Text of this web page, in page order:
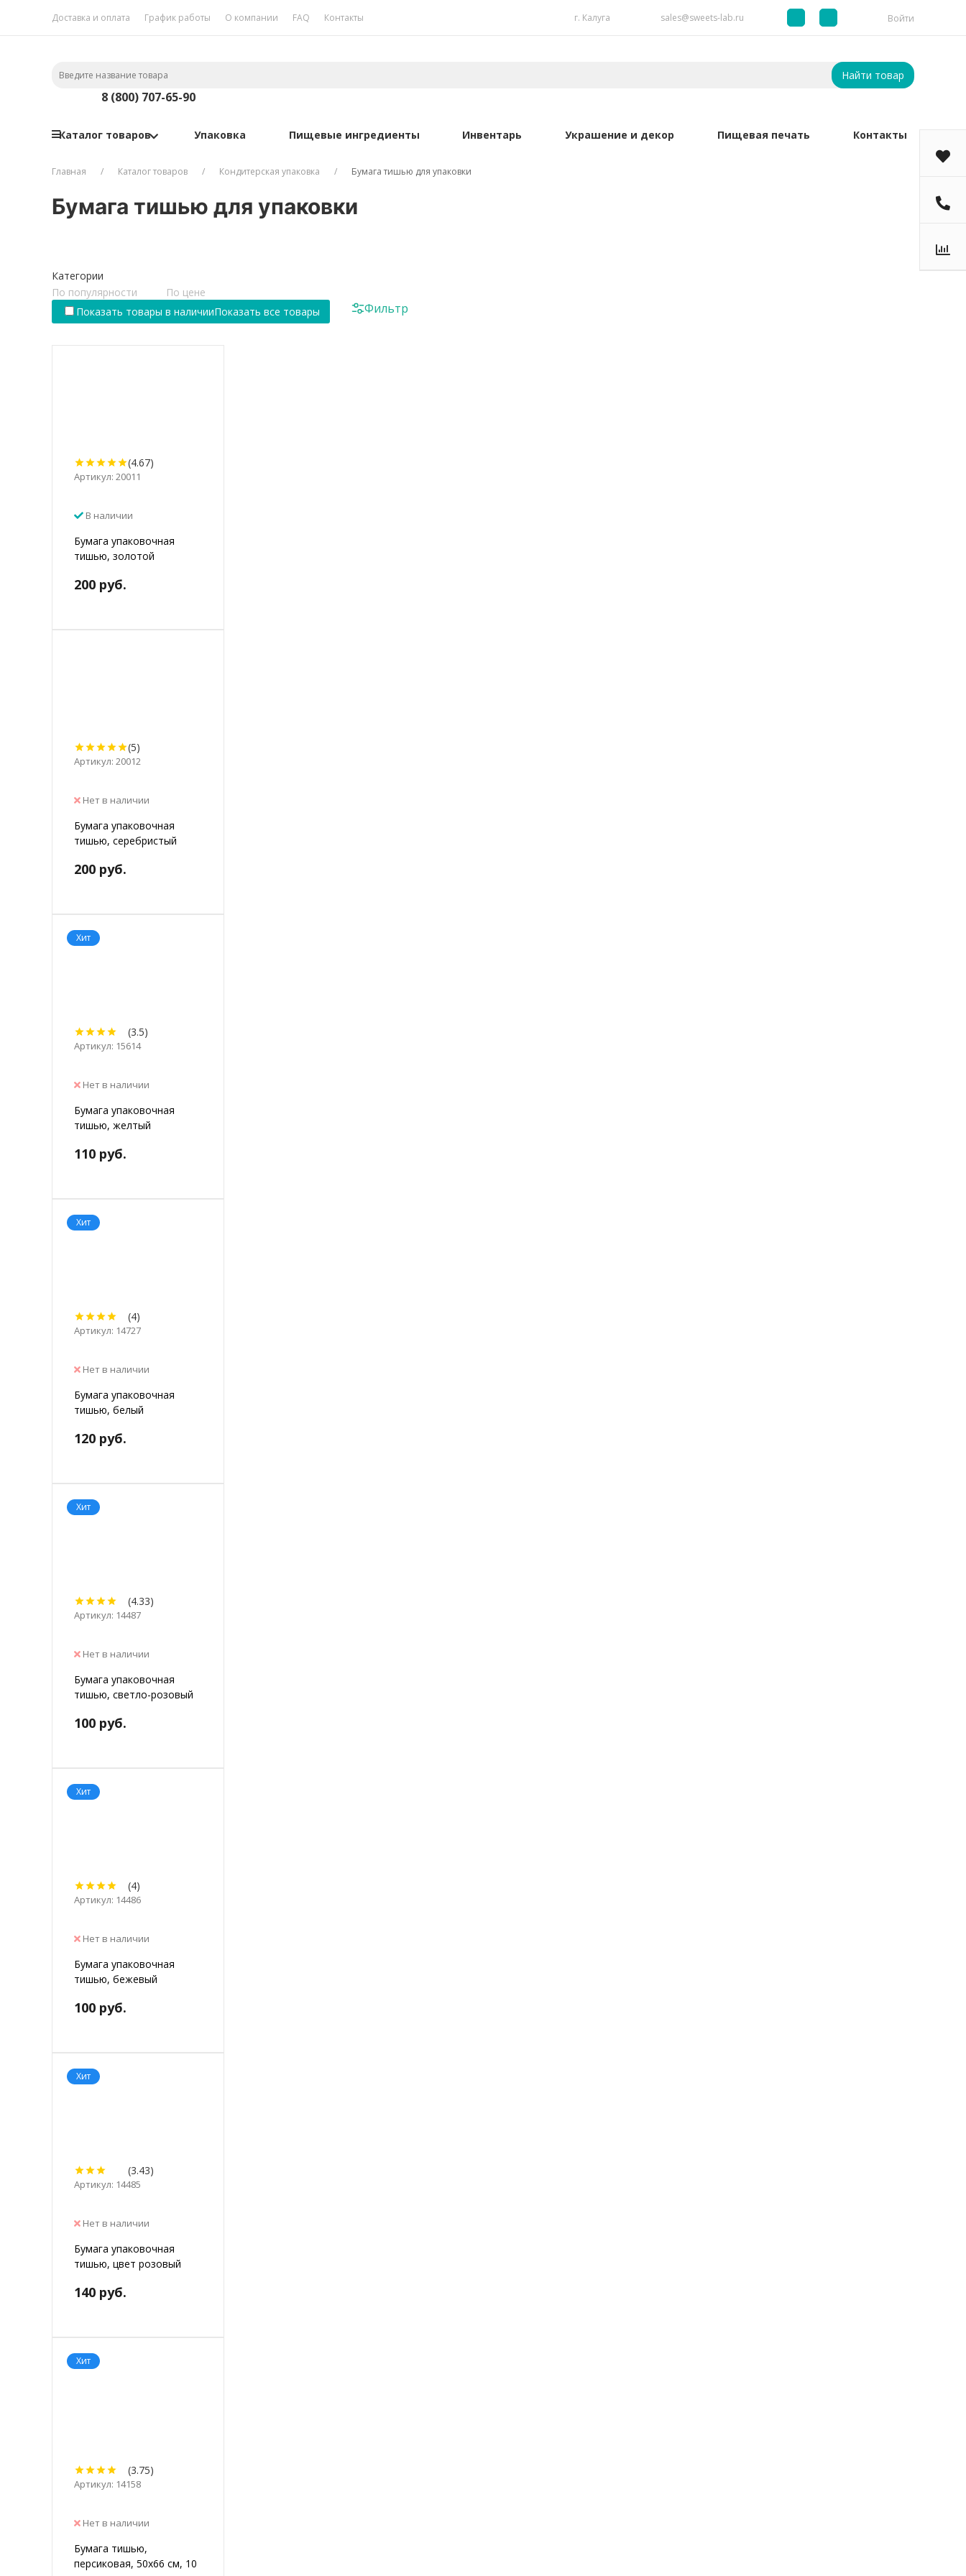
Доставка и оплата График работы О компании FAQ Контакты г. Калуга sales@sweets-lab.ru Войти
Найти товар
8 (800) 707-65-90
Каталог товаров Упаковка Пищевые ингредиенты Инвентарь Украшение и декор Пищевая печать Контакты
Главная Каталог товаров Кондитерская упаковка Бумага тишью для упаковки
Бумага тишью для упаковки
Категории
По популярности
По цене
Показать товары в наличииПоказать все товары Фильтр
(4.67)
Артикул: 20011
В наличии
Бумага упаковочная
тишью, золотой
200 руб.
(5)
Артикул: 20012
Нет в наличии
Бумага упаковочная
тишью, серебристый
200 руб.
Хит
(3.5)
Артикул: 15614
Нет в наличии
Бумага упаковочная
тишью, желтый
110 руб.
Хит
(4)
Артикул: 14727
Нет в наличии
Бумага упаковочная
тишью, белый
120 руб.
Хит
(4.33)
Артикул: 14487
Нет в наличии
Бумага упаковочная
тишью, светло-розовый
100 руб.
Хит
(4)
Артикул: 14486
Нет в наличии
Бумага упаковочная
тишью, бежевый
100 руб.
Хит
(3.43)
Артикул: 14485
Нет в наличии
Бумага упаковочная
тишью, цвет розовый
140 руб.
Хит
(3.75)
Артикул: 14158
Нет в наличии
Бумага тишью,
персиковая, 50х66 см, 10